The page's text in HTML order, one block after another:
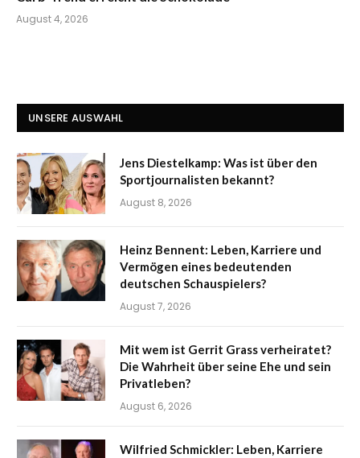
August 4, 2026
UNSERE AUSWAHL
Jens Diestelkamp: Was ist über den
Sportjournalisten bekannt?
August 8, 2026
Heinz Bennent: Leben, Karriere und
Vermögen eines bedeutenden
deutschen Schauspielers?
August 7, 2026
Mit wem ist Gerrit Grass verheiratet?
Die Wahrheit über seine Ehe und sein
Privatleben?
August 6, 2026
Wilfried Schmickler: Leben, Karriere